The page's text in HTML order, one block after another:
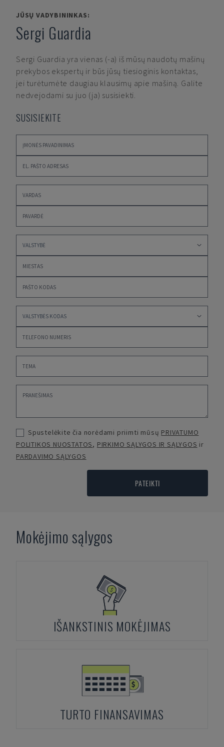
JŪSŲ VADYBININKAS:
Sergi Guardia
Sergi Guardia yra vienas (-a) iš mūsų naudotų mašinų
prekybos ekspertų ir būs jūsų tiesioginis kontaktas,
jei turėtumėte daugiau klausimų apie mašiną. Galite
nedvejodami su juo (ja) susisiekti.
SUSISIEKITE
Spustelėkite čia norėdami priimti mūsų PRIVATUMO
POLITIKOS NUOSTATOS, PIRKIMO SĄLYGOS IR SĄLYGOS ir
PARDAVIMO SĄLYGOS
PATEIKTI
Mokėjimo sąlygos
IŠANKSTINIS MOKĖJIMAS
TURTO FINANSAVIMAS